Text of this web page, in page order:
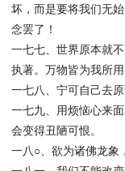
坏，而是要将我们无
念罢了！
一七七、世界原本就
执著。万物皆为我所用
一七八、宁可自己去
一七九、用烦恼心来
会变得丑陋可恨。
一八○、欲为诸佛龙象